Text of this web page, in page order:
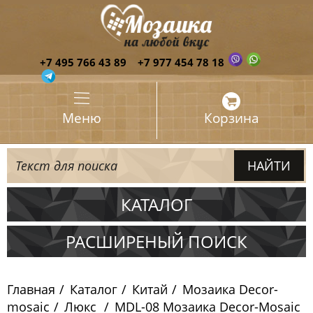
+7 495 766 43 89 +7 977 454 78 18
Меню Корзина
КАТАЛОГ
Испания
Китай
РАСШИРЕНЫЙ ПОИСК
Главная Каталог Китай
Мозаика Decor-
mosaic
Люкс MDL-08 Мозаика Decor-Mosaic